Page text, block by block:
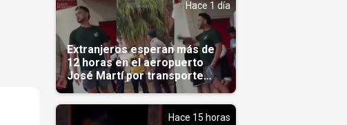
Hace 1 día
Extranjeros esperan más de
12 horas en el aeropuerto
José Martí por transporte
reservado semanas
antes(Video)
Hace 15 horas